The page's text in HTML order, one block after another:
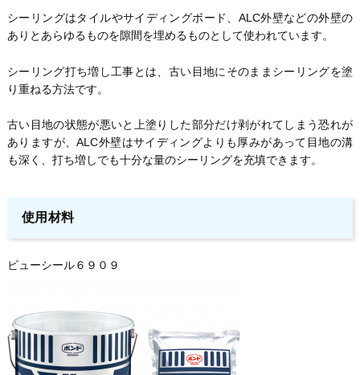
シーリングはタイルやサイディングボード、ALC外壁などの外壁の
ありとあらゆるものを隙間を埋めるものとして使われています。
シーリング打ち増し工事とは、古い目地にそのままシーリングを塗
り重ねる方法です。
古い目地の状態が悪いと上塗りした部分だけ剥がれてしまう恐れが
ありますが、ALC外壁はサイディングよりも厚みがあって目地の溝
も深く、打ち増しでも十分な量のシーリングを充填できます。
使用材料
ビューシール６９０９